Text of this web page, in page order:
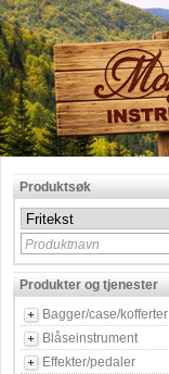
Produktsøk
Produktnavn
Produkter og tjenester
Bagger/case/kofferter
Blåseinstrument
Effekter/pedaler